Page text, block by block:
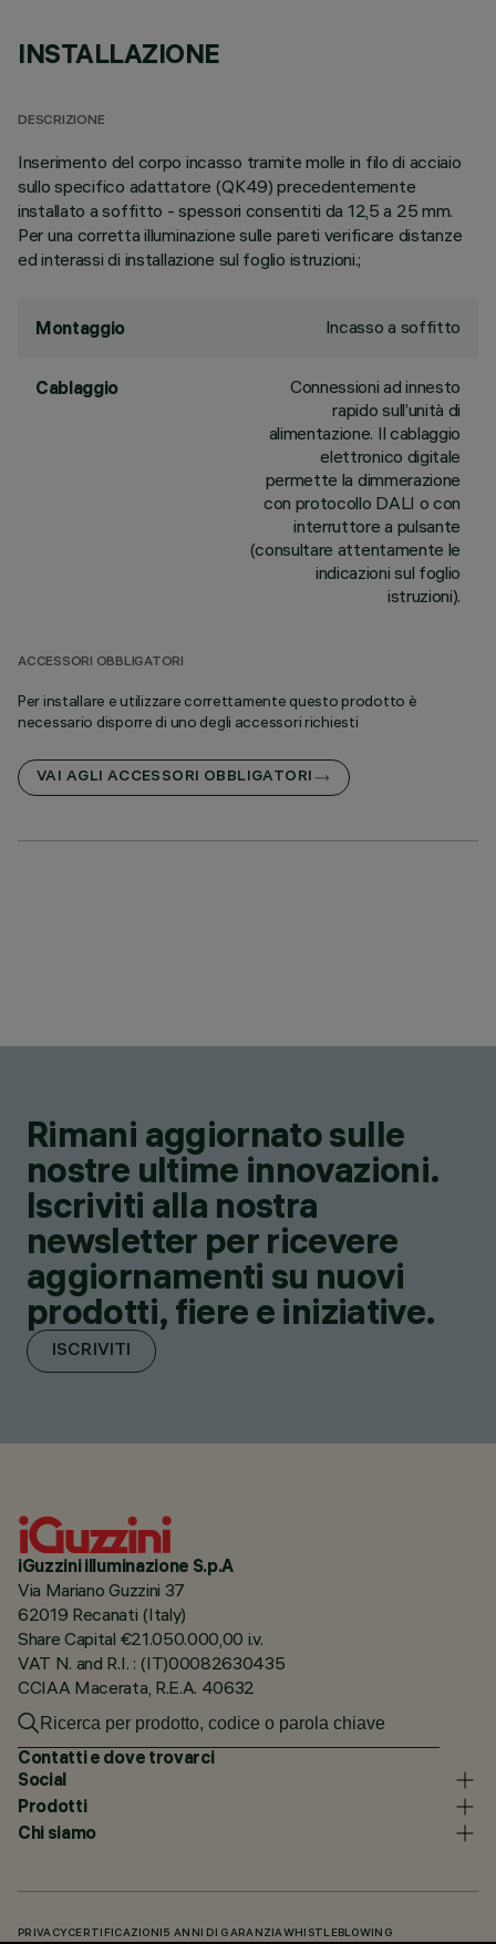
INSTALLAZIONE
DESCRIZIONE
Inserimento del corpo incasso tramite molle in filo di acciaio
sullo specifico adattatore (QK49) precedentemente
installato a soffitto - spessori consentiti da 12,5 a 25 mm.
Per una corretta illuminazione sulle pareti verificare distanze
ed interassi di installazione sul foglio istruzioni.;
Montaggio Incasso a soffitto
Cablaggio
Connessioni ad innesto
rapido sull’unità di
alimentazione. Il cablaggio
elettronico digitale
permette la dimmerazione
con protocollo DALI o con
interruttore a pulsante
(consultare attentamente le
indicazioni sul foglio
istruzioni).
ACCESSORI OBBLIGATORI
Per installare e utilizzare correttamente questo prodotto è
necessario disporre di uno degli accessori richiesti
VAI AGLI ACCESSORI OBBLIGATORI
Rimani aggiornato sulle
nostre ultime innovazioni.
Iscriviti alla nostra
newsletter per ricevere
aggiornamenti su nuovi
prodotti, fiere e iniziative.
ISCRIVITI
iGuzzini illuminazione S.p.A
Via Mariano Guzzini 37
62019 Recanati (Italy)
Share Capital €21.050.000,00 i.v.
VAT N. and R.I. : (IT)00082630435
CCIAA Macerata, R.E.A. 40632
Contatti e dove trovarci
Social
Prodotti
Chi siamo
PRIVACY CERTIFICAZIONI 5 ANNI DI GARANZIAWHISTLEBLOWING